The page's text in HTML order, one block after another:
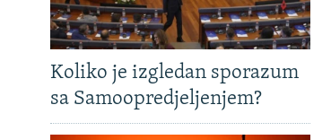
NASTANAK I RASPAD JUGOSLAVIJE
Koliko je izgledan sporazum
sa Samoopredjeljenjem?